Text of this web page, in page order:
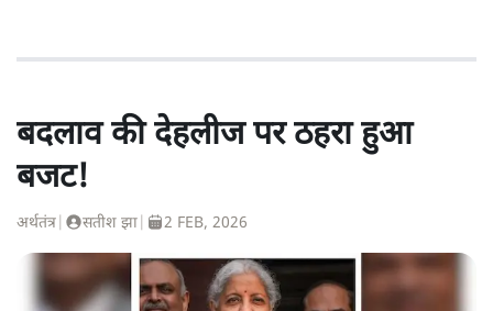
बदलाव की देहलीज पर ठहरा हुआ
बजट!
अर्थतंत्र सतीश झा 2 FEB, 2026